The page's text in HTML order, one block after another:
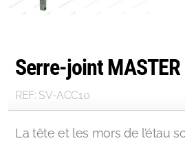
Serre-joint
REF: SV-ACC10
La tête et les mors de l’étau